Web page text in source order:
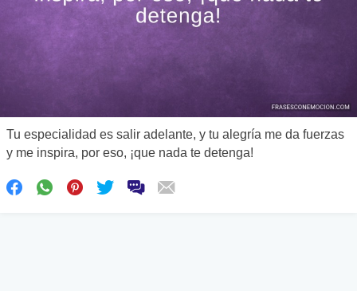
Tu especialidad es salir adelante, y tu alegría me da fuerzas
y me inspira, por eso, ¡que nada te detenga!